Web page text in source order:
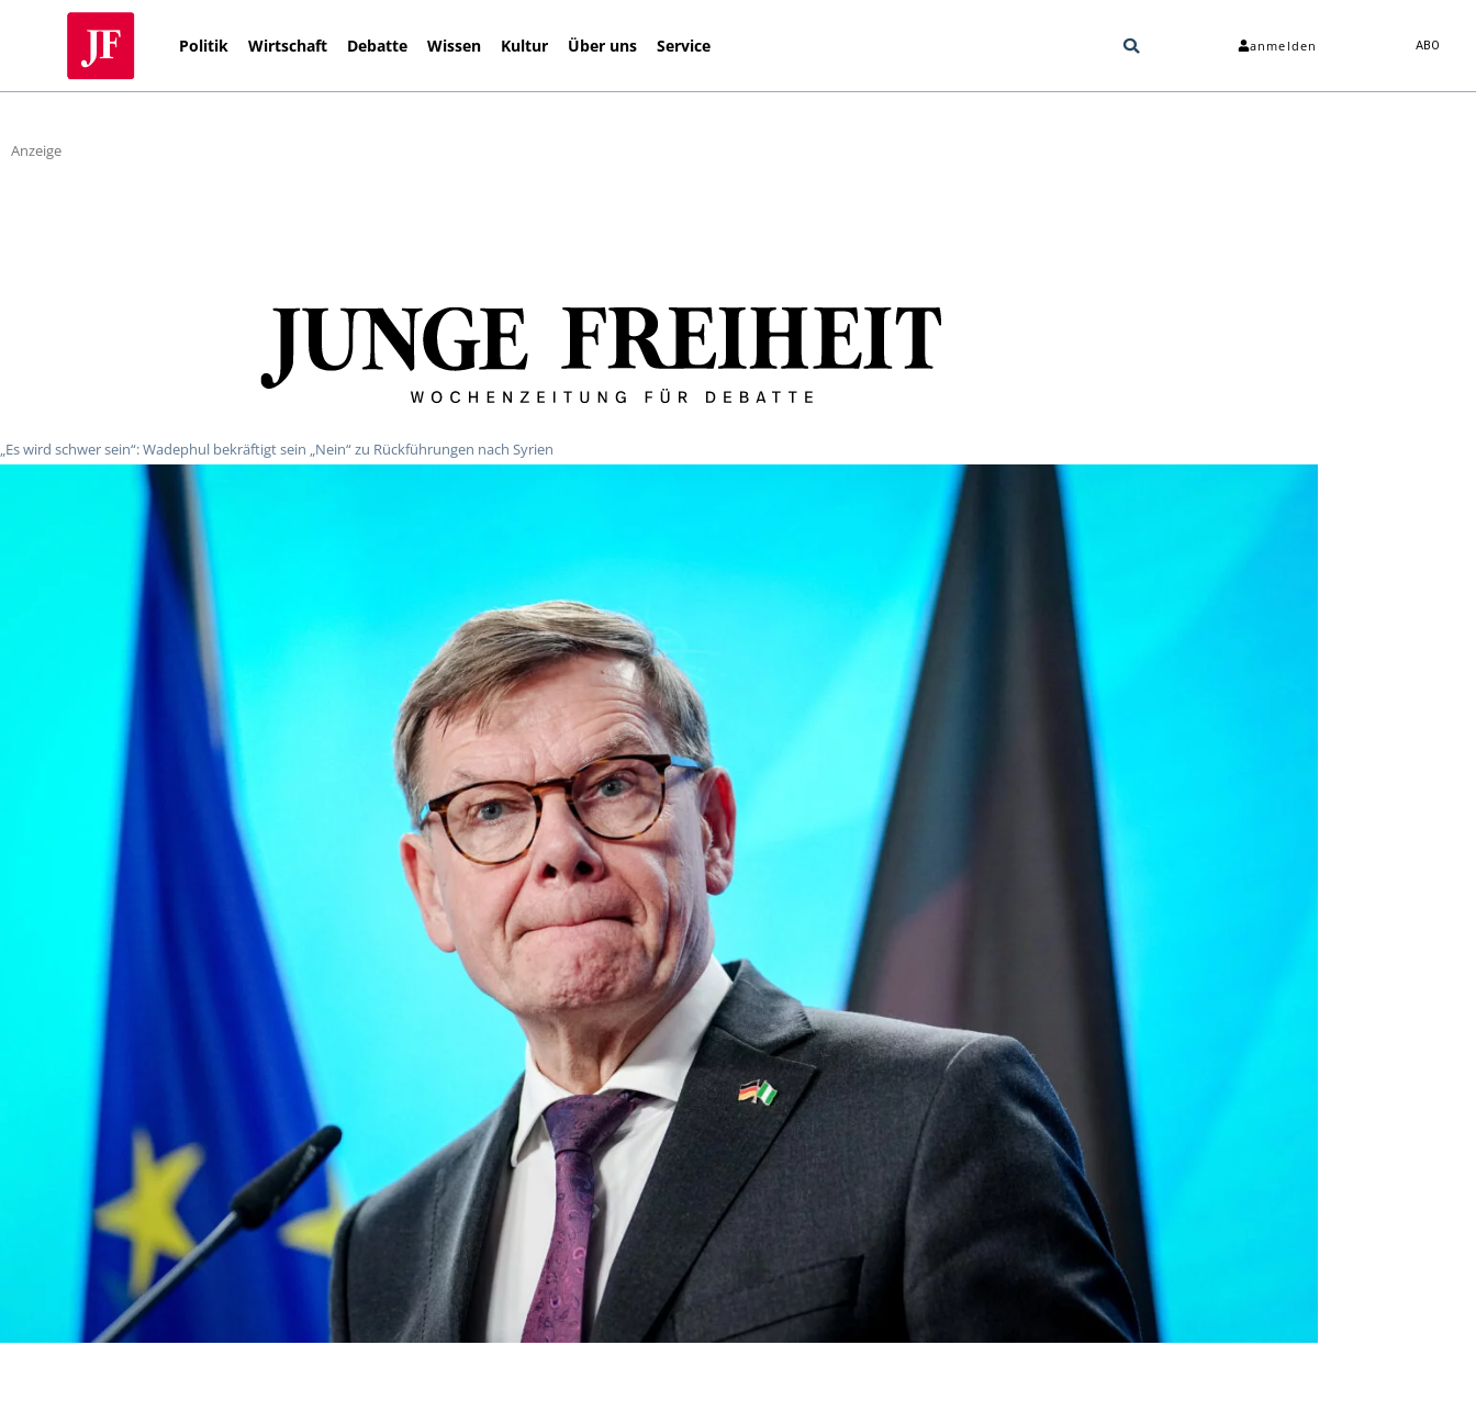
Politik Wirtschaft Debatte Wissen Kultur Über uns Service anmelden ABO
Anzeige
„Es wird schwer sein“: Wadephul bekräftigt sein „Nein“ zu Rückführungen nach Syrien